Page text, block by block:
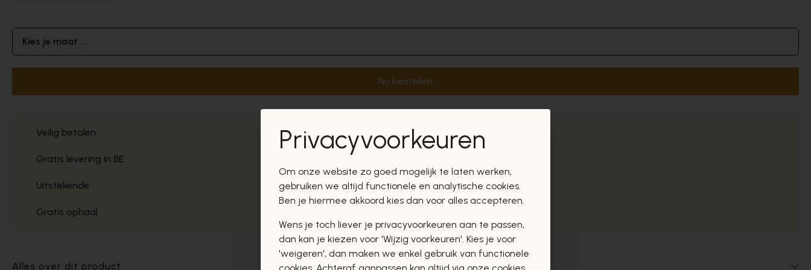
Kies je maat ...
Nu bestellen
Veilig betalen
Gratis levering in BE
Uitstekende
Gratis ophaal
Alles over dit product
Privacyvoorkeuren
Om onze website zo goed mogelijk te laten werken,
gebruiken we altijd functionele en analytische cookies.
Ben je hiermee akkoord kies dan voor alles accepteren.
Wens je toch liever je privacyvoorkeuren aan te passen,
dan kan je kiezen voor 'Wijzig voorkeuren'. Kies je voor
'weigeren', dan maken we enkel gebruik van functionele
cookies. Achteraf aanpassen kan altijd via onze cookies